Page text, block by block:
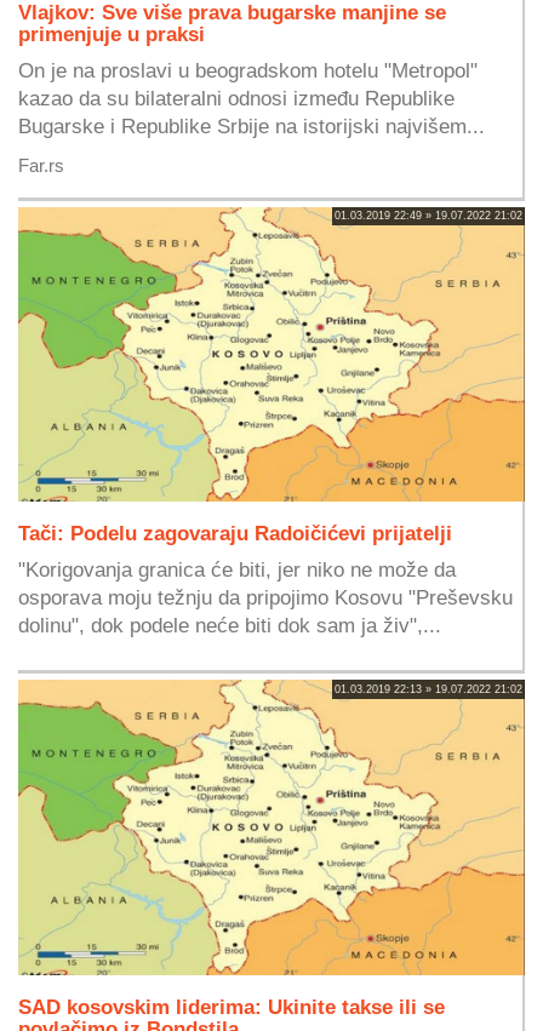
Vlajkov: Sve više prava bugarske manjine se
primenjuje u praksi
On je na proslavi u beogradskom hotelu "Metropol"
kazao da su bilateralni odnosi između Republike
Bugarske i Republike Srbije na istorijski najvišem...
Far.rs
01.03.2019 22:49 » 19.07.2022 21:02
Tači: Podelu zagovaraju Radoičićevi prijatelji
"Korigovanja granica će biti, jer niko ne može da
osporava moju težnju da pripojimo Kosovu "Preševsku
dolinu", dok podele neće biti dok sam ja živ",...
01.03.2019 22:13 » 19.07.2022 21:02
SAD kosovskim liderima: Ukinite takse ili se